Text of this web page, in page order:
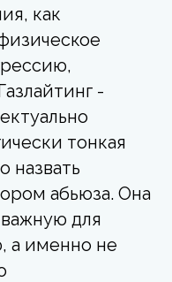
как
-
тонкая
назвать
абьюза. Она
для
а именно не